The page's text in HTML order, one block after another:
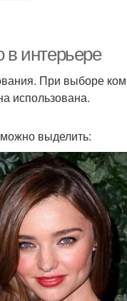
в интерьере
При выборе
использована.
выделить: